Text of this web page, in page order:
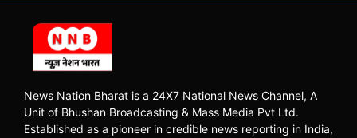
News Nation Bharat is a 24X7 National News Channel, A
Unit of Bhushan Broadcasting & Mass Media Pvt Ltd.
Established as a pioneer in credible news reporting in India,